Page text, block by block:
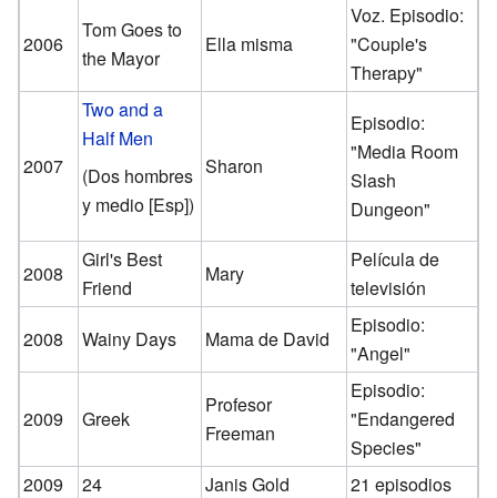
2006
Tom Goes to
the Mayor
Ella misma
Voz. Episodio:
"Couple's
Therapy"
2007
Two and a
Half Men
(Dos hombres
y medio [Esp])
Sharon
Episodio:
"Media Room
Slash
Dungeon"
2008
Girl's Best
Friend
Mary
Película de
televisión
2008
Wainy Days Mama de David
Episodio:
"Angel"
2009 Greek
Profesor
Freeman
Episodio:
"Endangered
Species"
2009
24 Janis Gold 21 episodios